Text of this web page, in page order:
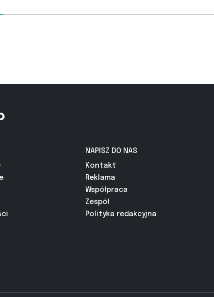
NAPISZ DO NAS
Kontakt
Reklama
Współpraca
Zespół
Polityka redakcyjna